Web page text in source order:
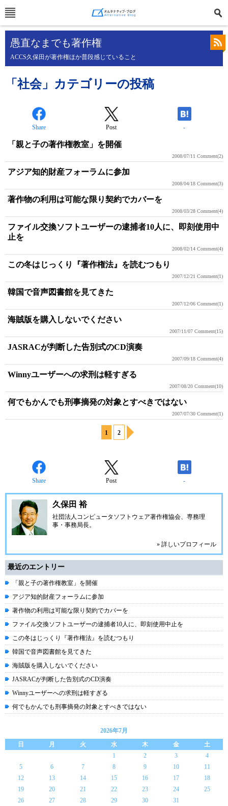
愚直なまでも著作権
ACCS久保田が著作権ほか普段感じていること
「社会」カテゴリーの投稿
Share Post -
「親と子の著作権教室」を開催
2008/07/11 Comment(2)
アジア知的財産フォーラムに参加
2008/04/18 Comment(3)
著作物の利用は可能な限り契約でカバーを
2008/03/28 Comment(4)
ファイル交換ソフトユーザーの逮捕者10人に、即刻使用中
止を
2008/02/14 Comment(4)
この冬はじっくり『著作権法』を読むつもり
2007/12/21 Comment(1)
韓国で音声図書館を見てきた
2007/12/06 Comment(1)
海賊版を購入しないでください
2007/11/07 Comment(15)
JASRACが判断した告別式のCD演奏
2007/09/18 Comment(4)
Winnyユーザーへの求刑は軽すぎる
2007/08/20 Comment(10)
何でもかんでも刑事摘発の対象とすべきではない
2007/07/30 Comment(1)
1 2
Share Post -
久保田 裕
社団法人コンピュータソフトウェア著作権協会、専務理
事・事務局長。
» 詳しいプロフィール
最近のエントリー
「親と子の著作権教室」を開催
アジア知的財産フォーラムに参加
著作物の利用は可能な限り契約でカバーを
ファイル交換ソフトユーザーの逮捕者10人に、即刻使用中止を
この冬はじっくり『著作権法』を読むつもり
韓国で音声図書館を見てきた
海賊版を購入しないでください
JASRACが判断した告別式のCD演奏
Winnyユーザーへの求刑は軽すぎる
何でもかんでも刑事摘発の対象とすべきではない
2026年7月
日
月 火 水 木 金
土
1
2 3
4
5
6 7 8 9 10
11
12
13 14 15 16 17
18
19
20 21 22 23 24
25
26
27 28 29 30 31